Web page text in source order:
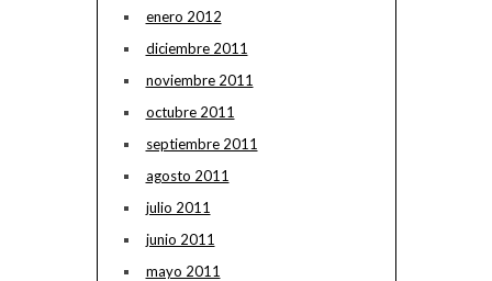
enero 2012
diciembre 2011
noviembre 2011
octubre 2011
septiembre 2011
agosto 2011
julio 2011
junio 2011
mayo 2011